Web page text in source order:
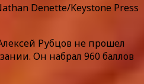
Denette/Keystone Press
Рубцов не прошел
Он набрал 960 баллов